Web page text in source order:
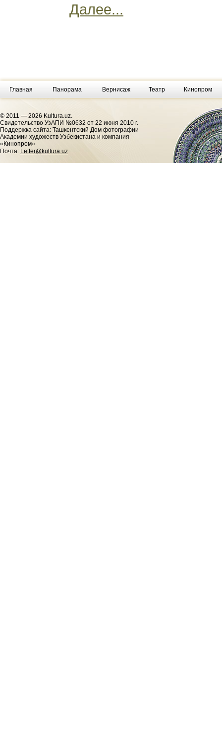
Далее...
Главная Панорама Вернисаж Театр Кинопром
© 2011 — 2026 Kultura.uz.
Cвидетельство УзАПИ №0632 от 22 июня 2010 г.
Поддержка сайта: Ташкентский Дом фотографии
Академии художеств Узбекистана и компания
«Кинопром»
Почта: Letter@kultura.uz